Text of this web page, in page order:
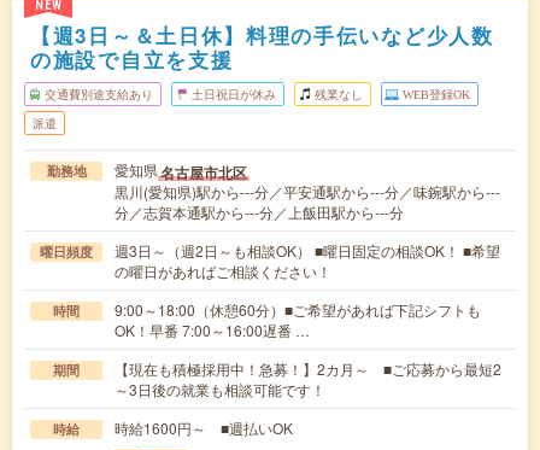
NEW
【週3日～＆土日休】料理の手伝いなど少人数
の施設で自立を支援
交通費別途支給あり 土日祝日が休み 残業なし WEB登録OK
派遣
勤務地 愛知県名古屋市北区
黒川(愛知県)駅から---分／平安通駅から---分／味鋺駅から---
分／志賀本通駅から---分／上飯田駅から---分
曜日頻度
週3日～（週2日～も相談OK） ■曜日固定の相談OK！ ■希望
の曜日があればご相談ください！
時間
9:00～18:00（休憩60分）■ご希望があれば下記シフトも
OK！早番 7:00～16:00遅番 …
期間
【現在も積極採用中！急募！】2カ月～ ■ご応募から最短2
～3日後の就業も相談可能です！
時給 時給1600円～ ■週払いOK